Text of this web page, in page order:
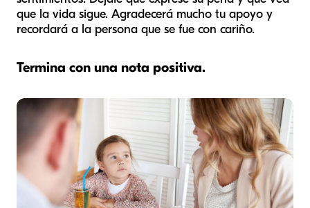
que la vida sigue. Agradecerá mucho tu apoyo y
recordará a la persona que se fue con cariño.
Termina con una nota positiva.